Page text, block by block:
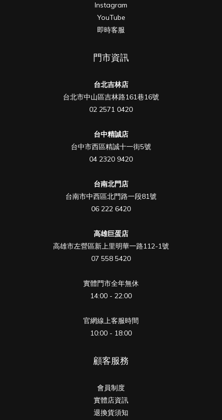
Instagram
YouTube
即時客服
門市資訊
台北吉林店
台北市中山區吉林路161巷16號
02 2571 0420
台中精誠店
台中市西區精誠十一街5號
04 2320 9420
台南北門店
台南市中西區北門路一段81號
06 222 6420
高雄巨蛋店
高雄市左營區新上里明華一路112-1號
07 558 5420
實體門市全年無休
14:00 - 22:00
官網線上客服時間
10:00 - 18:00
顧客服務
會員制度
實體店資訊
退換貨須知